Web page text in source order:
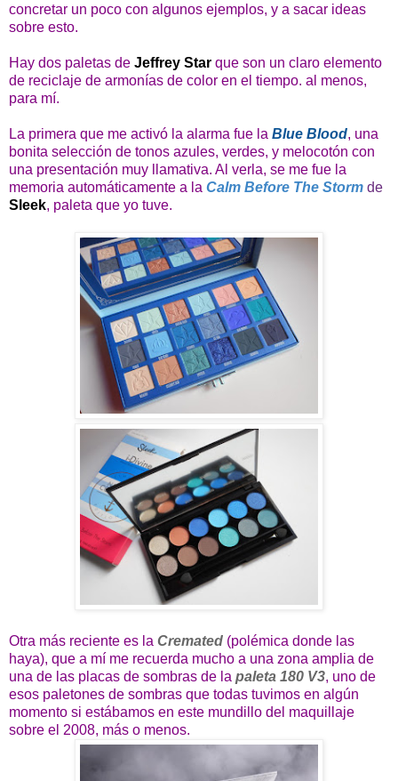
concretar un poco con algunos ejemplos, y a sacar ideas
sobre esto.
Hay dos paletas de Jeffrey Star que son un claro elemento
de reciclaje de armonías de color en el tiempo. al menos,
para mí.
La primera que me activó la alarma fue la Blue Blood, una
bonita selección de tonos azules, verdes, y melocotón con
una presentación muy llamativa. Al verla, se me fue la
memoria automáticamente a la Calm Before The Storm de
Sleek, paleta que yo tuve.
Otra más reciente es la Cremated (polémica donde las
haya), que a mí me recuerda mucho a una zona amplia de
una de las placas de sombras de la paleta 180 V3, uno de
esos paletones de sombras que todas tuvimos en algún
momento si estábamos en este mundillo del maquillaje
sobre el 2008, más o menos.